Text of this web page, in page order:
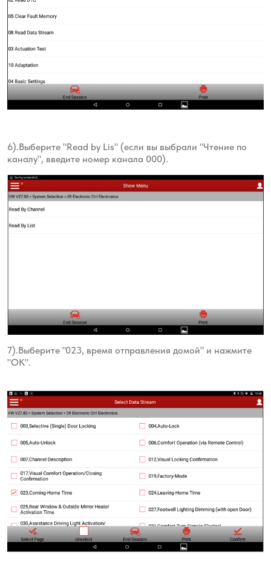
6).Выберите "Read by Lis" (если вы выбрали "Чтение по
каналу", введите номер канала 000).
7).Выберите "023, время отправления домой" и нажмите
"ОК".